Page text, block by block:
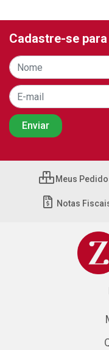
Cadastre-se
Meus
Notas